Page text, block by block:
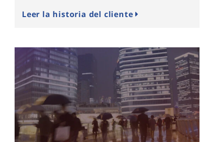
Leer la historia del cliente